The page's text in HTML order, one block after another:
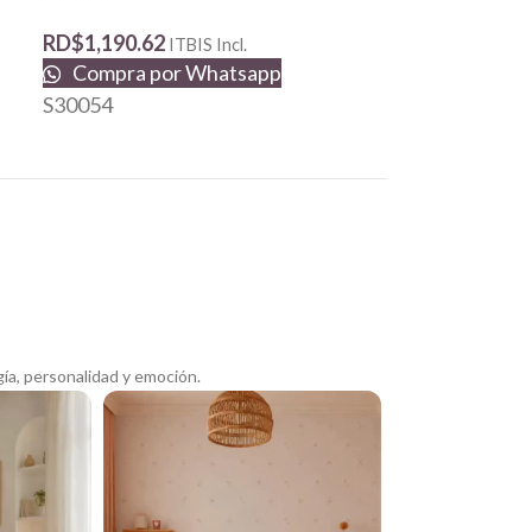
RD$1,190.62 ITBIS Incl.
Compra por Whatsapp
S30054
personalidad y emoción.